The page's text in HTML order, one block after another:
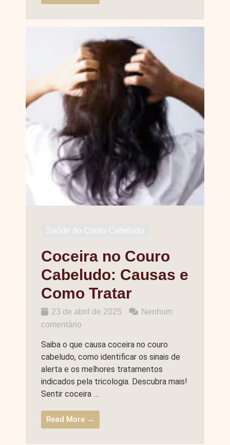
Saúde do Couro Cabeludo
Coceira no Couro
Cabeludo: Causas e
Como Tratar
23 de abril de 2025
Nenhum
comentário
Saiba o que causa coceira no couro
cabeludo, como identificar os sinais de
alerta e os melhores tratamentos
indicados pela tricologia. Descubra mais!
Sentir coceira …
Read More →